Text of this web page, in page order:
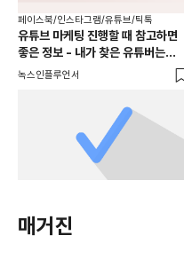
페이스북/인스타그램/유튜브/틱톡
유튜브 마케팅 진행할 때 참고하면
좋은 정보 - 내가 찾은 유튜버는
적합한가
녹스인플루언서
매거진